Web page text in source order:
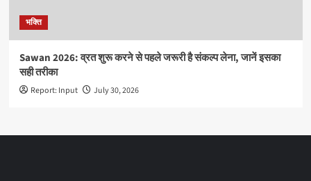
भक्ति
Sawan 2026: व्रत शुरू करने से पहले जरूरी है संकल्प लेना, जानें इसका
सही तरीका
Report: Input July 30, 2026